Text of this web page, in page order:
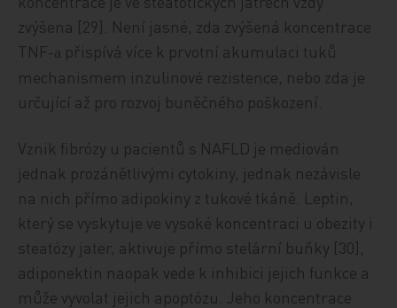
zvýšena [29]. Není jasné, zda zvýšená koncentrace
TNF-a přispívá více k prvotní akumulaci tuků
mechanismem inzulinové rezistence, nebo zda je
určující až pro rozvoj buněčného poškození.
Vznik fibrózy u pacientů s NAFLD je mediován
jednak prozánětlivými cytokiny, jednak nezávisle
na nich přímo adipokiny z tukové tkáně. Leptin,
který se vyskytuje ve vysoké koncentraci u obezity i
steatózy jater, aktivuje přímo stelární buňky [30],
adiponektin naopak vede k inhibici jejich funkce a
může vyvolat jejich apoptózu. Jeho koncentrace